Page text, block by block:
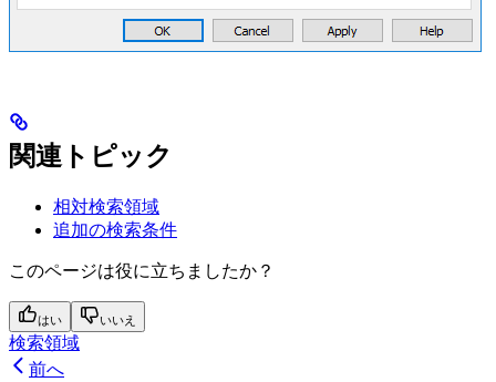
関連トピック
相対検索領域
追加の検索条件
このページは役に立ちましたか？
はい いいえ
検索領域
前へ